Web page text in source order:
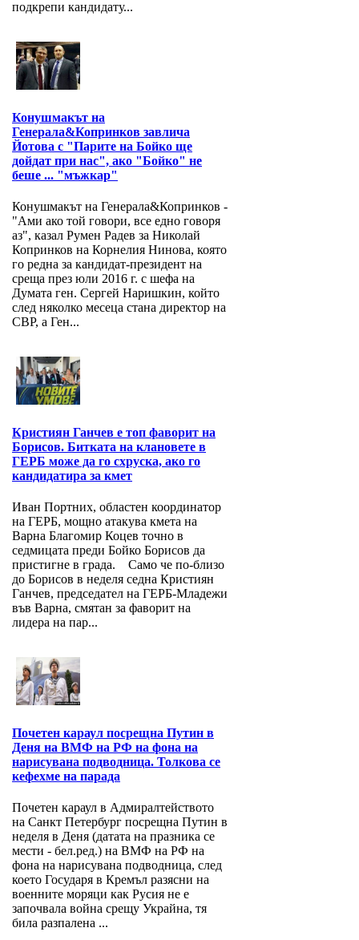
подкрепи кандидату...
Конушмакът на
Генерала&Копринков завлича
Йотова с "Парите на Бойко ще
дойдат при нас", ако "Бойко" не
беше ... "мъжкар"
Конушмакът на Генерала&Копринков -
"Ами ако той говори, все едно говоря
аз", казал Румен Радев за Николай
Копринков на Корнелия Нинова, която
го редна за кандидат-президент на
среща през юли 2016 г. с шефа на
Думата ген. Сергей Наришкин, който
след няколко месеца стана директор на
СВР, а Ген...
Кристиян Ганчев е топ фаворит на
Борисов. Битката на клановете в
ГЕРБ може да го схруска, ако го
кандидатира за кмет
Иван Портних, областен координатор
на ГЕРБ, мощно атакува кмета на
Варна Благомир Коцев точно в
седмицата преди Бойко Борисов да
пристигне в града. Само че по-близо
до Борисов в неделя седна Кристиян
Ганчев, председател на ГЕРБ-Младежи
във Варна, смятан за фаворит на
лидера на пар...
Почетен караул посрещна Путин в
Деня на ВМФ на РФ на фона на
нарисувана подводница. Толкова се
кефехме на парада
Почетен караул в Адмиралтейството
на Санкт Петербург посрещна Путин в
неделя в Деня (датата на празника се
мести - бел.ред.) на ВМФ на РФ на
фона на нарисувана подводница, след
което Государя в Кремъл разясни на
военните моряци как Русия не е
започвала война срещу Украйна, тя
била разпалена ...